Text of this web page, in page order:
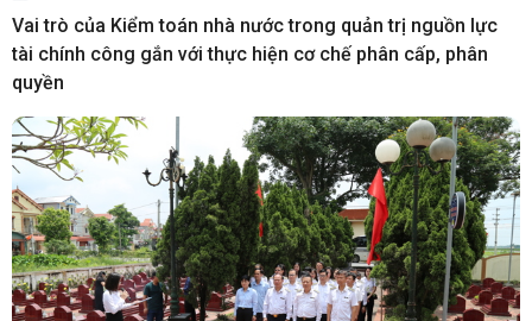
Vai trò của Kiểm toán nhà nước trong quản trị nguồn lực
tài chính công gắn với thực hiện cơ chế phân cấp, phân
quyền